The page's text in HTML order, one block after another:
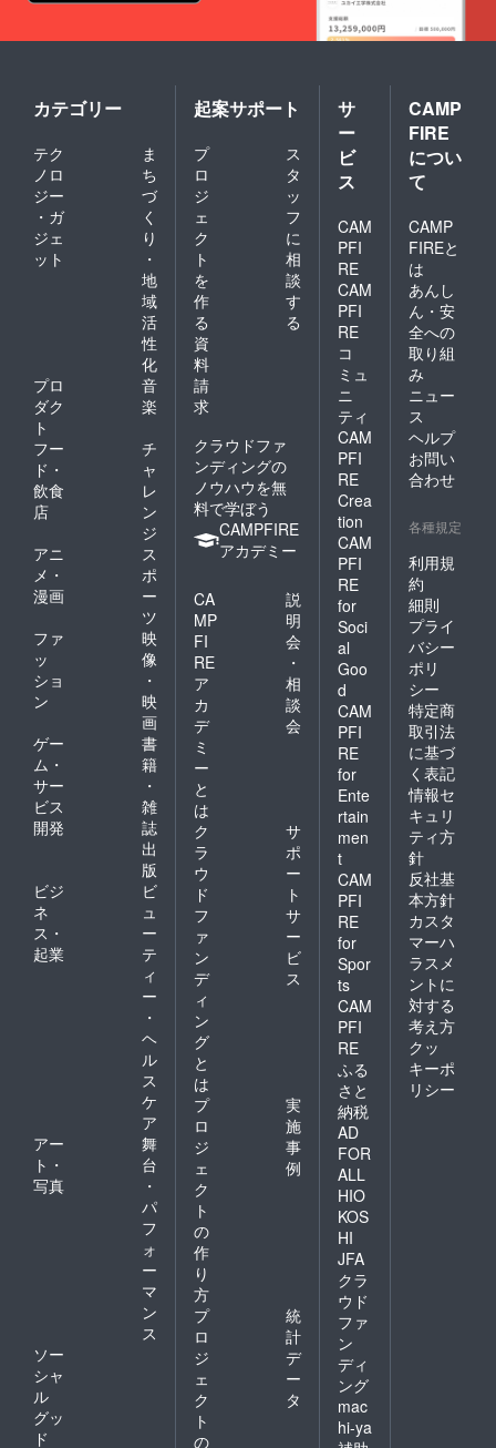
稀に１
か月を
超える
ありま
す。
カテゴリー
テク
ノロ
ジー
・ガ
ジェ
ット
ま
ち
づ
く
り
・
地
域
活
性
化
プロ
ダク
ト
音
楽
フー
ド・
飲食
店
チ
ャ
レ
ン
ジ
アニ
メ・
漫画
ス
ポ
ー
ツ
ファ
ッ
ショ
ン
映
像
・
映
画
ゲー
ム・
サー
ビス
開発
書
籍
・
雑
誌
出
版
ビジ
ネ
ス・
起業
ビ
ュ
ー
テ
ィ
ー
・
ヘ
ル
ス
ケ
ア
アー
ト・
写真
舞
台
・
パ
フ
ォ
ー
マ
ン
ス
ソー
シャ
ル
グッ
ド
起案サポート
プ
ロ
ジ
ェ
ク
ト
を
作
る
ス
タ
ッ
フ
に
相
談
す
る
資
料
請
求
クラウドファ
ンディングの
ノウハウを無
料で学ぼう
CAMPFIRE
アカデミー
CA
MP
FI
RE
ア
カ
デ
ミ
ー
と
は
説
明
会
・
相
談
会
ク
ラ
ウ
ド
フ
ァ
ン
デ
ィ
ン
グ
と
は
サ
ポ
ー
ト
サ
ー
ビ
ス
プ
ロ
ジ
ェ
ク
ト
の
作
り
方
実
施
事
例
プ
ロ
ジ
ェ
ク
ト
の
統
計
デ
ー
タ
サ
ー
ビ
ス
CAM
PFI
RE
CAM
PFI
RE
コ
ミュ
ニ
ティ
CAM
PFI
RE
Crea
tion
CAM
PFI
RE
for
Soci
al
Goo
d
CAM
PFI
RE
for
Ente
rtain
men
t
CAM
PFI
RE
for
Spor
ts
CAM
PFI
RE
ふる
さと
納税
AD
FOR
ALL
HIO
KOS
HI
JFA
クラ
ウド
ファ
ン
ディ
ング
mac
hi-ya
CAMP
FIRE
につい
て
CAMP
FIREと
は
あんし
ん・安
全への
取り組
み
ニュー
ス
ヘルプ
お問い
合わせ
各種規定
利用規
約
細則
プライ
バシー
ポリ
シー
特定商
取引法
に基づ
く表記
情報セ
キュリ
ティ方
針
反社基
本方針
カスタ
マーハ
ラスメ
ントに
対する
考え方
クッ
キーポ
リシー